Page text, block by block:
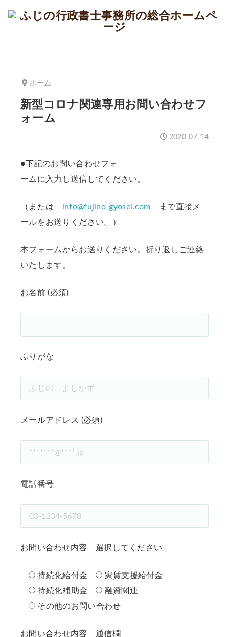
ホーム
新型コロナ関連専用お問い合わせフ
ォーム
2020-07-14
●下記のお問い合わせフォ
ームに入力し送信してください。
（または info@fujino-gyosei.com まで直接メ
ールをお送りください。）
本フォームからお送りください。折り返しご連絡
いたします。
お名前 (必須)
ふりがな
メールアドレス (必須)
電話番号
お問い合わせ内容 選択してください
持続化給付金
家賃支援給付金
持続化補助金
融資関連
その他のお問い合わせ
お問い合わせ内容 通信欄